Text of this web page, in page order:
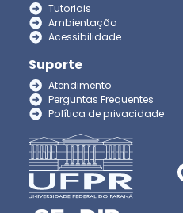
Tutoriais
Ambientação
Acessibilidade
Suporte
Atendimento
Perguntas Frequentes
Política de privacidade